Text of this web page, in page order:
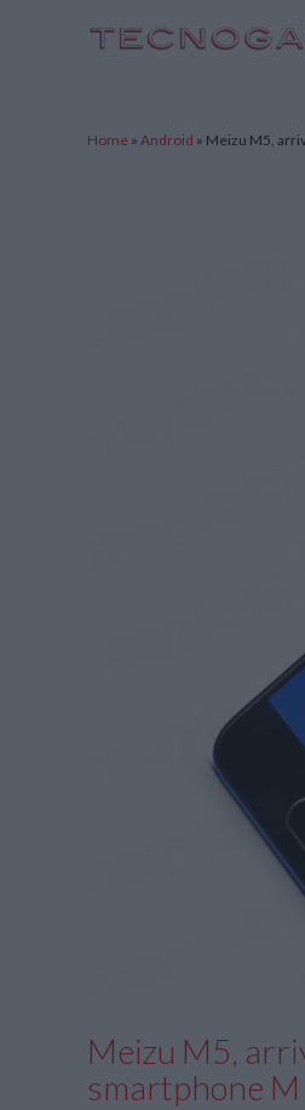
Home » Android » Meizu M5,
Meizu M5,
smartphone M